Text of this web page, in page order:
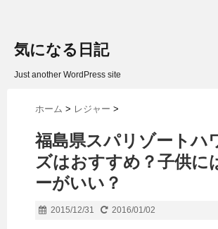
気になる日記
Just another WordPress site
ホーム > レジャー >
福島県スパリゾートハ
ズはおすすめ？子供に
ーがいい？
2015/12/31 2016/01/02